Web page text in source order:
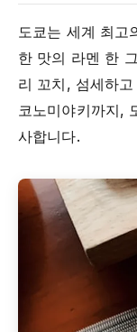
도쿄는 세계 최고
한 맛의 라멘 한
리 꼬치, 섬세하
코노미야키까지,
사합니다.